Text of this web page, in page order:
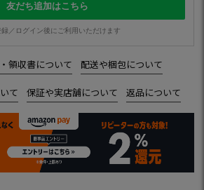
友だち追加はこちら
／ログイン後にご利用いただけます
領収書について 配送や梱包について
て 保証や実店舗について 返品について